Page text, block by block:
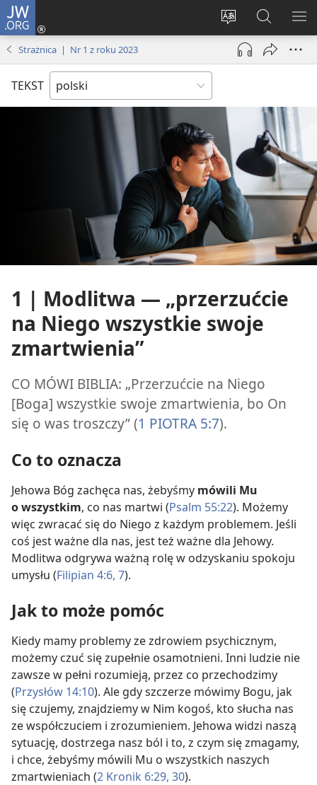
JW.ORG
Wybór
języka
Logowanie
(opens
window)
Szukaj
na
JW.ORG
Strażnica | Nr 1 z roku 2023
TEKST
1 | Modlitwa — „przerzućcie
na Niego wszystkie swoje
zmartwienia”
CO MÓWI BIBLIA: „Przerzućcie na Niego
[Boga] wszystkie swoje zmartwienia, bo On
się o was troszczy” (1 PIOTRA 5:7).
Co to oznacza
Jehowa Bóg zachęca nas, żebyśmy mówili Mu
o wszystkim, co nas martwi (Psalm 55:22). Możemy
więc zwracać się do Niego z każdym problemem. Jeśli
coś jest ważne dla nas, jest też ważne dla Jehowy.
Modlitwa odgrywa ważną rolę w odzyskaniu spokoju
umysłu (Filipian 4:6, 7).
Jak to może pomóc
Kiedy mamy problemy ze zdrowiem psychicznym,
możemy czuć się zupełnie osamotnieni. Inni ludzie nie
zawsze w pełni rozumieją, przez co przechodzimy
(Przysłów 14:10). Ale gdy szczerze mówimy Bogu, jak
się czujemy, znajdziemy w Nim kogoś, kto słucha nas
ze współczuciem i zrozumieniem. Jehowa widzi naszą
sytuację, dostrzega nasz ból i to, z czym się zmagamy,
i chce, żebyśmy mówili Mu o wszystkich naszych
zmartwieniach (2 Kronik 6:29, 30).